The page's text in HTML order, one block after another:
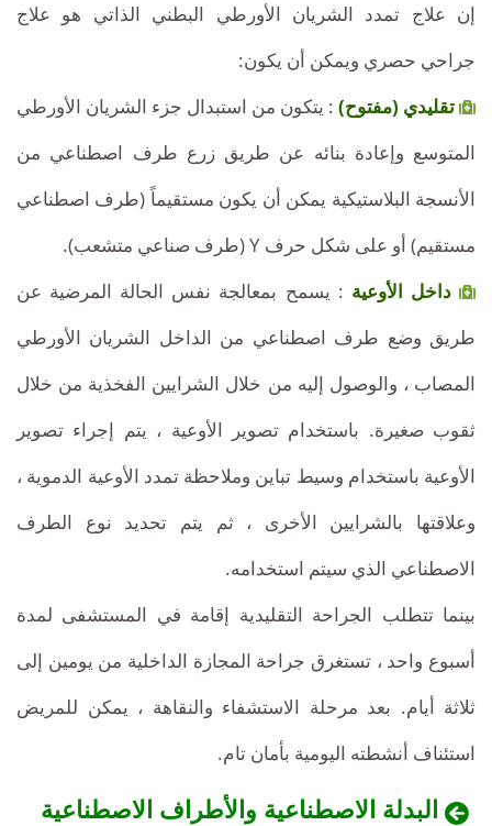
إن علاج تمدد الشريان الأورطي البطني الذاتي هو علاج
جراحي حصري ويمكن أن يكون:
تقليدي (مفتوح) : يتكون من استبدال جزء الشريان الأورطي
المتوسع وإعادة بنائه عن طريق زرع طرف اصطناعي من
الأنسجة البلاستيكية يمكن أن يكون مستقيماً (طرف اصطناعي
مستقيم) أو على شكل حرف Y (طرف صناعي متشعب).
داخل الأوعية : يسمح بمعالجة نفس الحالة المرضية عن
طريق وضع طرف اصطناعي من الداخل الشريان الأورطي
المصاب ، والوصول إليه من خلال الشرايين الفخذية من خلال
ثقوب صغيرة. باستخدام تصوير الأوعية ، يتم إجراء تصوير
الأوعية باستخدام وسيط تباين وملاحظة تمدد الأوعية الدموية ،
وعلاقتها بالشرايين الأخرى ، ثم يتم تحديد نوع الطرف
الاصطناعي الذي سيتم استخدامه.
بينما تتطلب الجراحة التقليدية إقامة في المستشفى لمدة
أسبوع واحد ، تستغرق جراحة المجازة الداخلية من يومين إلى
ثلاثة أيام. بعد مرحلة الاستشفاء والنقاهة ، يمكن للمريض
استئناف أنشطته اليومية بأمان تام.
البدلة الاصطناعية والأطراف الاصطناعية